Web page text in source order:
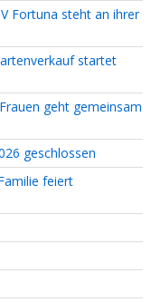
Fortuna steht an ihrer
startet
geht gemeinsam
geschlossen
feiert